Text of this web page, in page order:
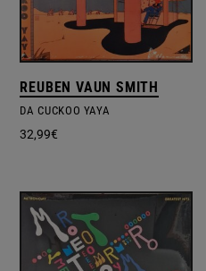
REUBEN VAUN SMITH
DA CUCKOO YAYA
32,99€